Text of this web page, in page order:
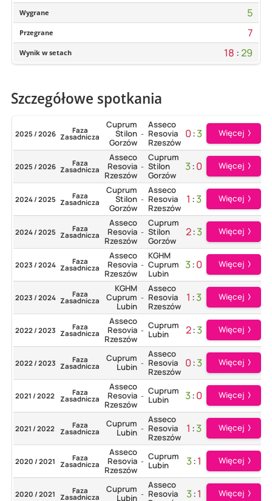
Wygrane 5
Przegrane 7
Wynik w setach 18 :29
Szczegółowe spotkania
2025 / 2026 Faza
Zasadnicza
Cuprum
Stilon
Gorzów
-
Asseco
Resovia
Rzeszów
0:3 Więcej
2025 / 2026 Faza
Zasadnicza
Asseco
Resovia
Rzeszów
-
Cuprum
Stilon
Gorzów
3:0 Więcej
2024 / 2025 Faza
Zasadnicza
Cuprum
Stilon
Gorzów
-
Asseco
Resovia
Rzeszów
1 :3 Więcej
2024 / 2025 Faza
Zasadnicza
Asseco
Resovia
Rzeszów
-
Cuprum
Stilon
Gorzów
2:3 Więcej
2023 / 2024 Faza
Zasadnicza
Asseco
Resovia
Rzeszów
-
KGHM
Cuprum
Lubin
3:0 Więcej
2023 / 2024 Faza
Zasadnicza
KGHM
Cuprum
Lubin
-
Asseco
Resovia
Rzeszów
1 :3 Więcej
2022 / 2023 Faza
Zasadnicza
Asseco
Resovia
Rzeszów
- Cuprum
Lubin
2:3 Więcej
2022 / 2023 Faza
Zasadnicza
Cuprum
Lubin -
Asseco
Resovia
Rzeszów
0:3 Więcej
2021 / 2022 Faza
Zasadnicza
Asseco
Resovia
Rzeszów
- Cuprum
Lubin
3:0 Więcej
2021 / 2022 Faza
Zasadnicza
Cuprum
Lubin -
Asseco
Resovia
Rzeszów
1 :3 Więcej
2020 / 2021 Faza
Zasadnicza
Asseco
Resovia
Rzeszów
- Cuprum
Lubin
3:1 Więcej
2020 / 2021 Faza
Zasadnicza
Cuprum
Lubin -
Asseco
Resovia
3:1 Więcej